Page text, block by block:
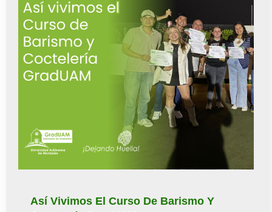
Así Vivimos El Curso De Barismo Y